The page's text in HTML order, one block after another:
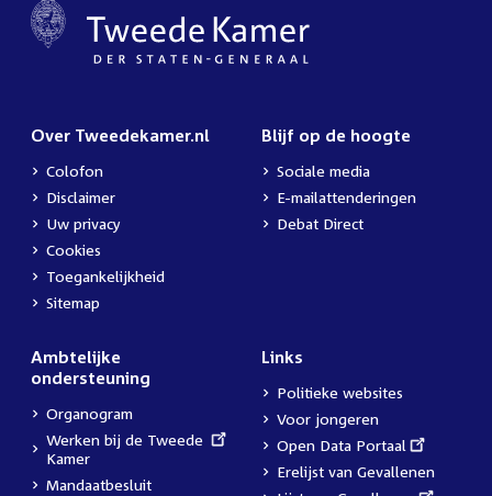
Over Tweedekamer.nl
Colofon
Disclaimer
Uw privacy
Cookies
Toegankelijkheid
Sitemap
Blijf op de hoogte
Sociale media
E-mailattenderingen
Debat Direct
Ambtelijke
ondersteuning
Organogram
External
link:
Werken bij de Tweede
Kamer
Mandaatbesluit
Links
Politieke websites
Voor jongeren
External
link:
Open Data Portaal
Erelijst van Gevallenen